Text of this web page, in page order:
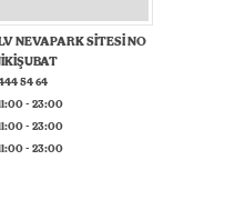
NEVAPARK SİTESİ NO
54 64
- 23:00
- 23:00
- 23:00